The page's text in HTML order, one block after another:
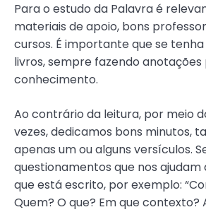
Para o estudo da Palavra é
materiais de apoio, bons
cursos. É importante que se
livros, sempre fazendo anotações
conhecimento.
Ao contrário da leitura, por meio
vezes, dedicamos bons minutos,
apenas um ou alguns versículos.
questionamentos que nos
que está escrito, por exemplo:
Quem? O que? Em que contexto?